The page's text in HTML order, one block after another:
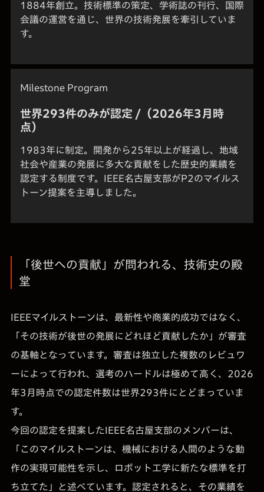
1884年創立。技術標準の策定、学術誌の刊行、国際
会議の運営を通じ、世界の技術発展を牽引していま
す。
Milestone Program
世界293件のみが認定 /（2026年3月時
点）
1983年に制定。開発から25年以上が経過し、地域
社会や産業の発展に多大な貢献をした歴史的業績を
認定する制度です。IEEE名古屋支部がP2のマイルス
トーン提案を主導しました。
「後世への貢献」が問われる、技術史の殿
堂
IEEEマイルストーンは、最新性や商業的成功ではなく、
「その技術が後世の発展にどれほど貢献したか」が審査
の基軸となっています。審査は独立した複数のレビュワ
ーによって行われ、選考のハードルは極めて高く、2026
年3月時点での認定件数は世界293件にとどまっていま
す。
今回の認定を提案したIEEE名古屋支部のメンバーは、
「このマイルストーンは、機械における人間のような動
作の実現可能性を示し、ロボット工学に新たな標準を打
ち立てた」と述べています。認定されると、その業績を